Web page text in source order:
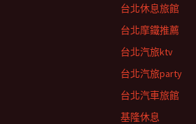
台北休息旅館
台北摩鐵推薦
台北汽旅ktv
台北汽旅party
台北汽車旅館
基隆休息